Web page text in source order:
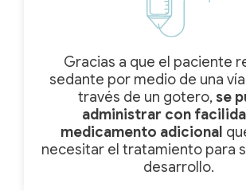
Gracias a que el paciente
sedante por medio de una
través de un gotero,se
administrar con
medicamento adicional
necesitar el tratamiento para
desarrollo.